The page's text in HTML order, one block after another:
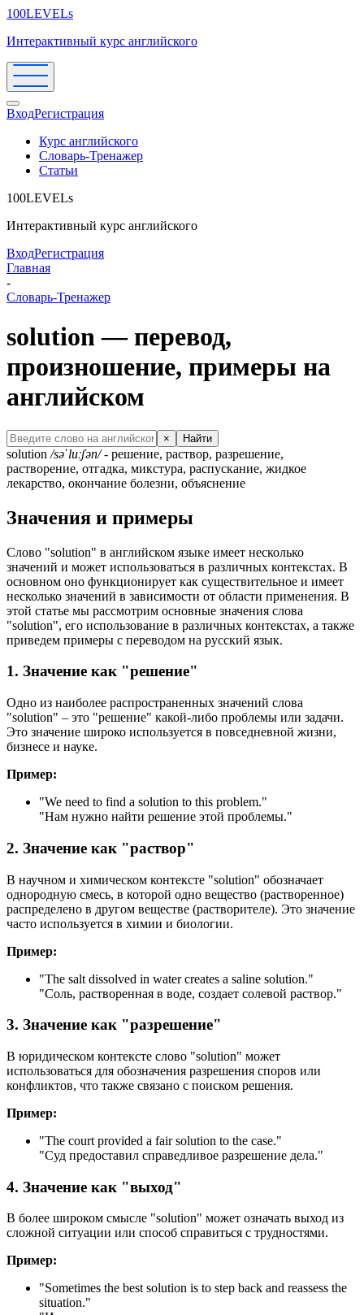
100LEVELs
Интерактивный курс английского
ВходРегистрация
Курс английского
Словарь-Тренажер
Статьи
100LEVELs
Интерактивный курс английского
ВходРегистрация
Главная
-
Словарь-Тренажер
solution — перевод,
произношение, примеры на
английском
× Найти
solution /səˈluːʃən/- решение, раствор, разрешение,
растворение, отгадка, микстура, распускание, жидкое
лекарство, окончание болезни, объяснение
Значения и примеры
Слово "solution" в английском языке имеет несколько
значений и может использоваться в различных контекстах. В
основном оно функционирует как существительное и имеет
несколько значений в зависимости от области применения. В
этой статье мы рассмотрим основные значения слова
"solution", его использование в различных контекстах, а также
приведем примеры с переводом на русский язык.
1. Значение как "решение"
Одно из наиболее распространенных значений слова
"solution" – это "решение" какой-либо проблемы или задачи.
Это значение широко используется в повседневной жизни,
бизнесе и науке.
Пример:
"We need to find a solution to this problem."
"Нам нужно найти решение этой проблемы."
2. Значение как "раствор"
В научном и химическом контексте "solution" обозначает
однородную смесь, в которой одно вещество (растворенное)
распределено в другом веществе (растворителе). Это значение
часто используется в химии и биологии.
Пример:
"The salt dissolved in water creates a saline solution."
"Соль, растворенная в воде, создает солевой раствор."
3. Значение как "разрешение"
В юридическом контексте слово "solution" может
использоваться для обозначения разрешения споров или
конфликтов, что также связано с поиском решения.
Пример:
"The court provided a fair solution to the case."
"Суд предоставил справедливое разрешение дела."
4. Значение как "выход"
В более широком смысле "solution" может означать выход из
сложной ситуации или способ справиться с трудностями.
Пример:
"Sometimes the best solution is to step back and reassess the
situation."